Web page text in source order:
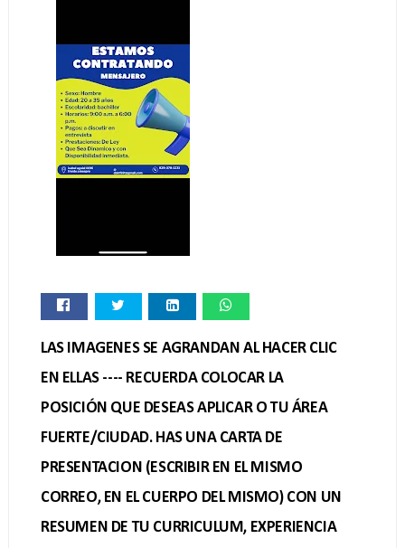
LAS IMAGENES SE AGRANDAN AL HACER CLIC
EN ELLAS ---- RECUERDA COLOCAR LA
POSICIÓN QUE DESEAS APLICAR O TU ÁREA
FUERTE/CIUDAD. HAS UNA CARTA DE
PRESENTACION (ESCRIBIR EN EL MISMO
CORREO, EN EL CUERPO DEL MISMO) CON UN
RESUMEN DE TU CURRICULUM, EXPERIENCIA